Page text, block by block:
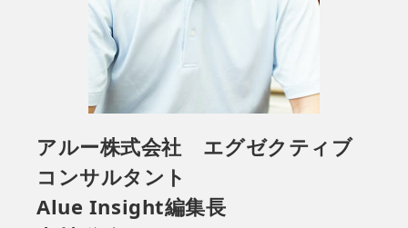
アルー株式会社 エグゼクティブ
コンサルタント
Alue Insight編集長